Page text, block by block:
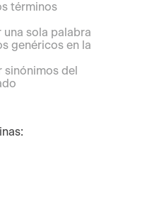
términos
una sola palabra
genéricos en la
sinónimos del